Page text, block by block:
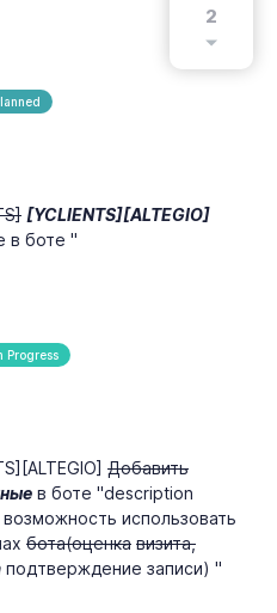
2
[YCLIENTS][ALTEGIO]
в боте "
Progress
Добавить
в боте "description
возможность использовать
бота(оценка визита,
подтверждение записи) "